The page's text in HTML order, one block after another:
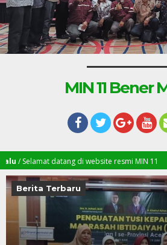
MIN 11 Bener
datang di website resmi MIN 11
Berita Terbaru